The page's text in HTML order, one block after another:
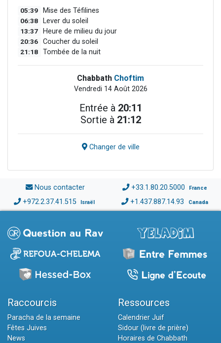
05:39 Mise des Téfilines
06:38 Lever du soleil
13:37 Heure de milieu du jour
20:36 Coucher du soleil
21:18 Tombée de la nuit
Chabbath Choftim
Vendredi 14 Août 2026
Entrée à 20:11
Sortie à 21:12
Changer de ville
Nous contacter +33.1.80.20.5000 France
+972.2.37.41.515 Israël +1.437.887.14.93 Canada
Raccourcis
Paracha de la semaine
Fêtes Juives
News
Ressources
Calendrier Juif
Sidour (livre de prière)
Horaires de Chabbath